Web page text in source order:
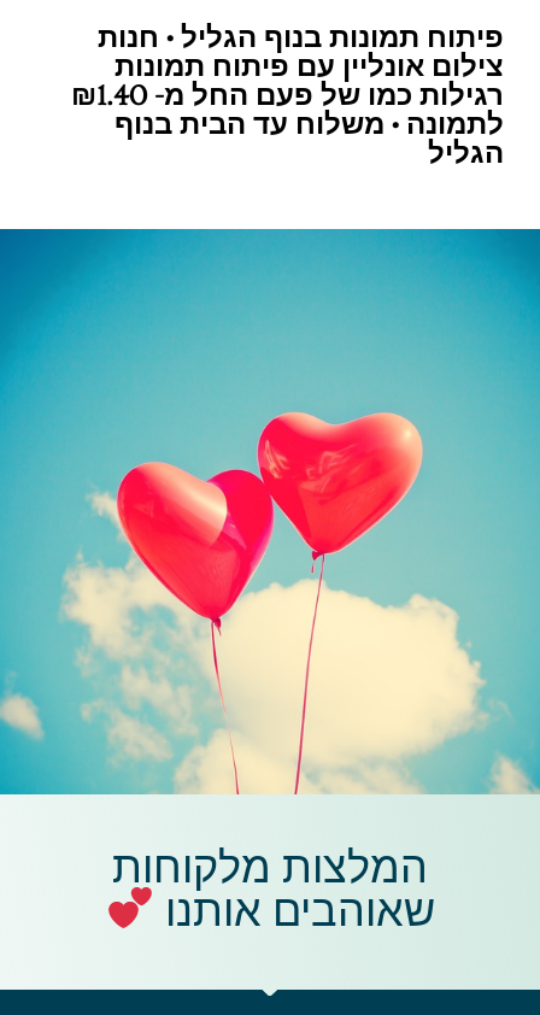
פיתוח תמונות בנוף הגליל • חנות
צילום אונליין עם פיתוח תמונות
רגילות כמו של פעם החל מ- ₪1.40
לתמונה • משלוח עד הבית בנוף
הגליל
המלצות מלקוחות
שאוהבים אותנו